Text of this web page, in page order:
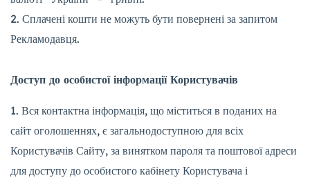
Сплачені кошти не можуть бути повернені за запитом
Рекламодавця.
Доступ до особистої інформації Користувачів
Вся контактна інформація, що міститься в поданих на
сайт оголошеннях, є загальнодоступною для всіх
Користувачів Сайту, за винятком пароля та поштової адреси
для доступу до особистого кабінету Користувача і